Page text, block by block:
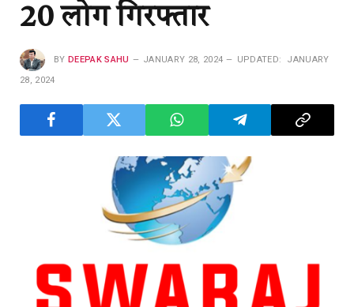
20 लोग गिरफ्तार
BY DEEPAK SAHU JANUARY 28, 2024 UPDATED:
JANUARY
28, 2024